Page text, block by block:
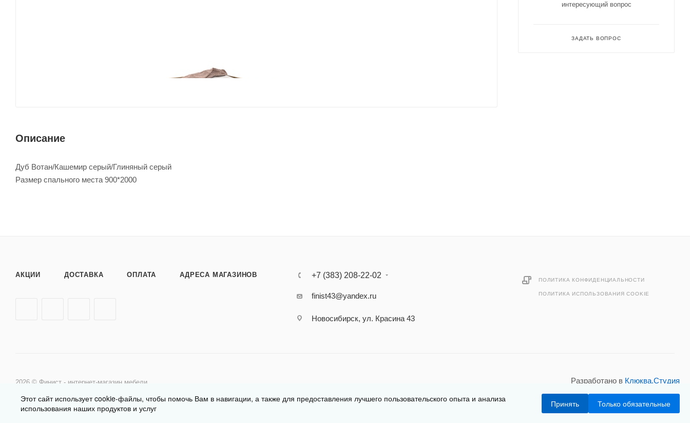
Описание
Дуб Вотан/Кашемир серый/Глиняный серый
Размер спального места 900*2000
интересующий вопрос
ЗАДАТЬ ВОПРОС
АКЦИИ ДОСТАВКА ОПЛАТА АДРЕСА МАГАЗИНОВ +7 (383) 208-22-02
finist43@yandex.ru
Новосибирск, ул. Красина 43
ПОЛИТИКА КОНФИДЕНЦИАЛЬНОСТИ
ПОЛИТИКА ИСПОЛЬЗОВАНИЯ COOKIE
Разработано в Клюква.Студия
2026 © Финист - интернет-магазин мебели
Этот сайт использует cookie-файлы, чтобы помочь Вам в навигации, а также для предоставления лучшего пользовательского опыта и анализа
использования наших продуктов и услуг
Принять Только обязательные